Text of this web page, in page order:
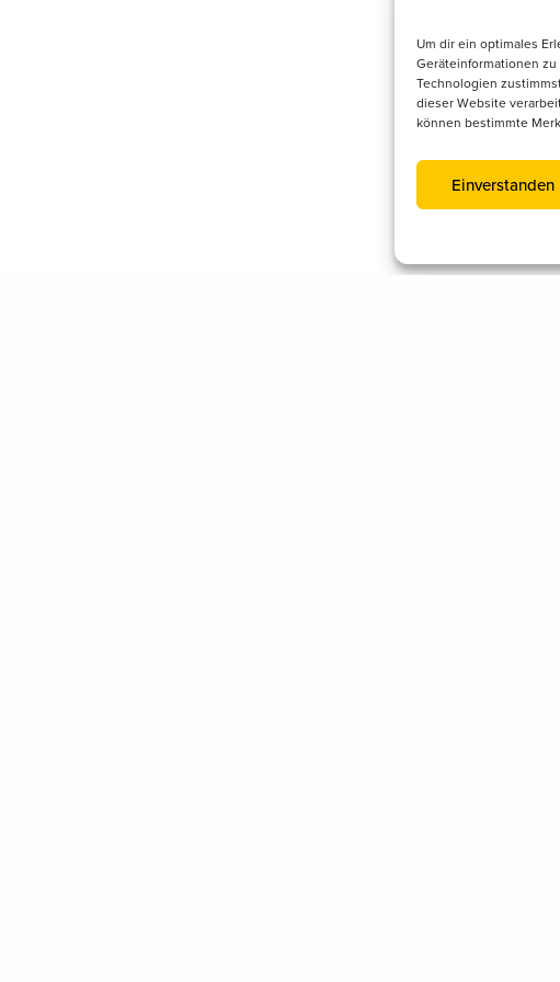
Um dir ein optimales
Geräteinformationen
Technologien
dieser Website
können bestimmte
Einverstanden